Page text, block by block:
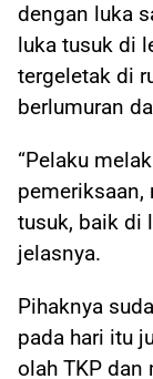
dengan luka
luka tusuk di
tergeletak di
berlumuran
“Pelaku
pemeriksaan,
tusuk, baik di
jelasnya.
Pihaknya
pada hari itu
olah TKP dan